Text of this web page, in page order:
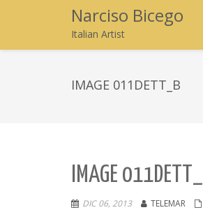
Narciso Bicego
Italian Artist
IMAGE 011DETT_B
IMAGE
DIC 06, 2013 TELEMAR